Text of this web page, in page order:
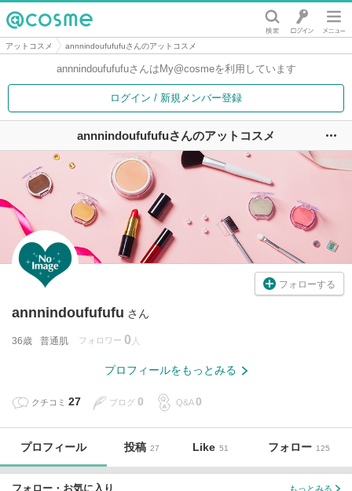
@cosme
アットコスメ annnindoufufufuさんのアットコスメ
annnindoufufufuさんは My@cosmeを利用しています
ログイン / 新規メンバー登録
annnindoufufufuさんのアットコスメ
フォローする
annnindoufufufu さん
36歳 普通肌 フォロワー 0
プロフィールをもっとみる
クチコミ 27 ブログ 0 Q&A 0
プロフィール 投稿 27 Like 51 フォロー 125
フォロー・お気に入り もっとみる